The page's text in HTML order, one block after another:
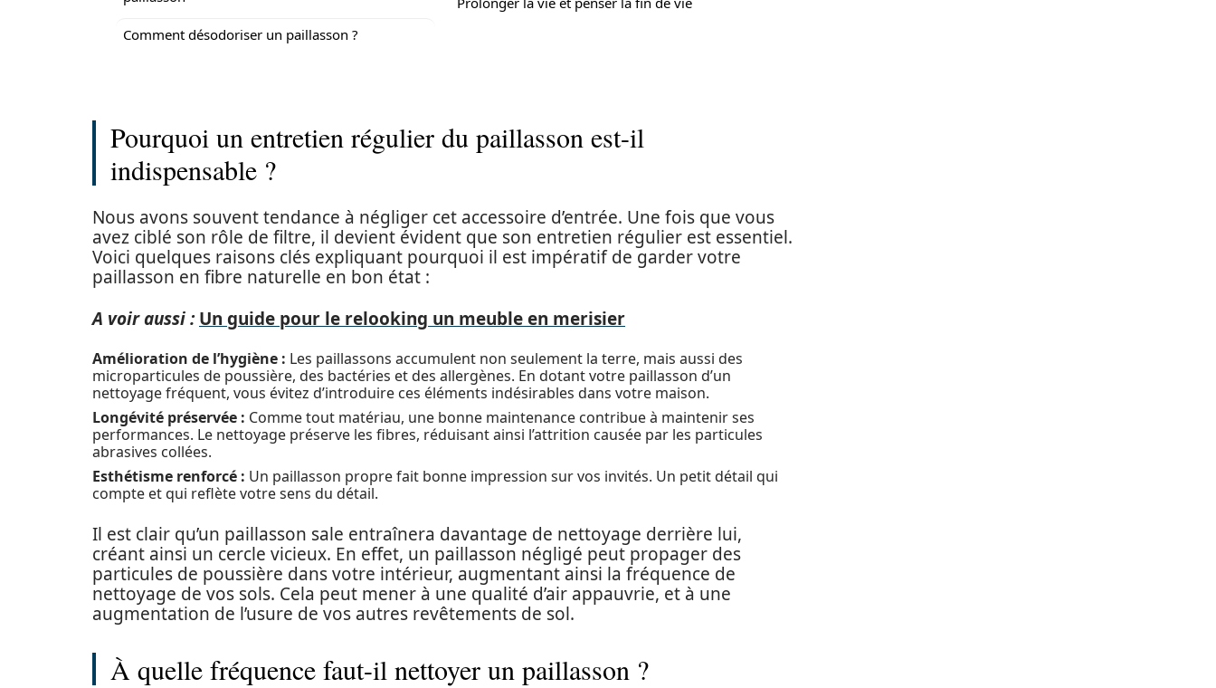
Comment désodoriser un paillasson ?
Pourquoi un entretien régulier du paillasson est-il
indispensable ?
Nous avons souvent tendance à négliger cet accessoire d’entrée. Une fois que vous
avez ciblé son rôle de filtre, il devient évident que son entretien régulier est essentiel.
Voici quelques raisons clés expliquant pourquoi il est impératif de garder votre
paillasson en fibre naturelle en bon état :
A voir aussi : Un guide pour le relooking un meuble en merisier
Amélioration de l’hygiène : Les paillassons accumulent non seulement la terre, mais aussi des
microparticules de poussière, des bactéries et des allergènes. En dotant votre paillasson d’un
nettoyage fréquent, vous évitez d’introduire ces éléments indésirables dans votre maison.
Longévité préservée : Comme tout matériau, une bonne maintenance contribue à maintenir ses
performances. Le nettoyage préserve les fibres, réduisant ainsi l’attrition causée par les particules
abrasives collées.
Esthétisme renforcé : Un paillasson propre fait bonne impression sur vos invités. Un petit détail qui
compte et qui reflète votre sens du détail.
Il est clair qu’un paillasson sale entraînera davantage de nettoyage derrière lui,
créant ainsi un cercle vicieux. En effet, un paillasson négligé peut propager des
particules de poussière dans votre intérieur, augmentant ainsi la fréquence de
nettoyage de vos sols. Cela peut mener à une qualité d’air appauvrie, et à une
augmentation de l’usure de vos autres revêtements de sol.
À quelle fréquence faut-il nettoyer un paillasson ?